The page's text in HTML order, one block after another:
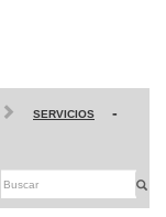
SERVICIOS
-